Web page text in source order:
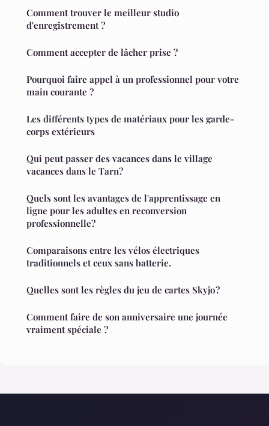
Comment trouver le meilleur studio
d'enregistrement ?
Comment accepter de lâcher prise ?
Pourquoi faire appel à un professionnel pour votre
main courante ?
Les différents types de matériaux pour les garde-
corps extérieurs
Qui peut passer des vacances dans le village
vacances dans le Tarn?
Quels sont les avantages de l'apprentissage en
ligne pour les adultes en reconversion
professionnelle?
Comparaisons entre les vélos électriques
traditionnels et ceux sans batterie.
Quelles sont les règles du jeu de cartes Skyjo ?
Comment faire de son anniversaire une journée
vraiment spéciale ?